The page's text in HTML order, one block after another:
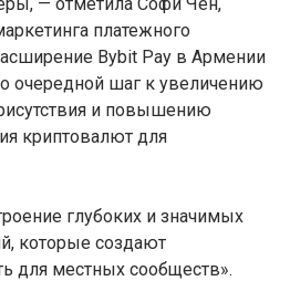
платежного
Bybit Pay в Армении
очередной шаг к увеличению
и повышению
криптовалют для
глубоких и значимых
которые создают
для местных сообществ».